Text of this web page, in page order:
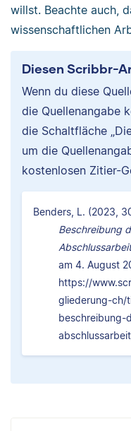
willst. Beachte auch,
wissenschaftlichen
Diesen Scribbr-
Wenn du diese
die Quellenangabe
die Schaltfläche
um die
kostenlosen Zitier-
Benders, L. (2023,
Beschreibung
am 4. August
https://
gliederung-ch/
beschreibung-